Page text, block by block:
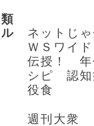
ネットじ
ＷＳワイ
伝授！ 年
シピ 認知
役食
週刊大衆